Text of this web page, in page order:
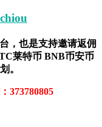
，也是支持邀请返佣
莱特币 BNB币安币
。
373780805